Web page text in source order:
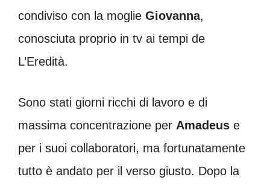
condiviso con la moglie Giovanna,
conosciuta proprio in tv ai tempi de
L’Eredità.
Sono stati giorni ricchi di lavoro e di
massima concentrazione per Amadeus e
per i suoi collaboratori, ma fortunatamente
tutto è andato per il verso giusto. Dopo la